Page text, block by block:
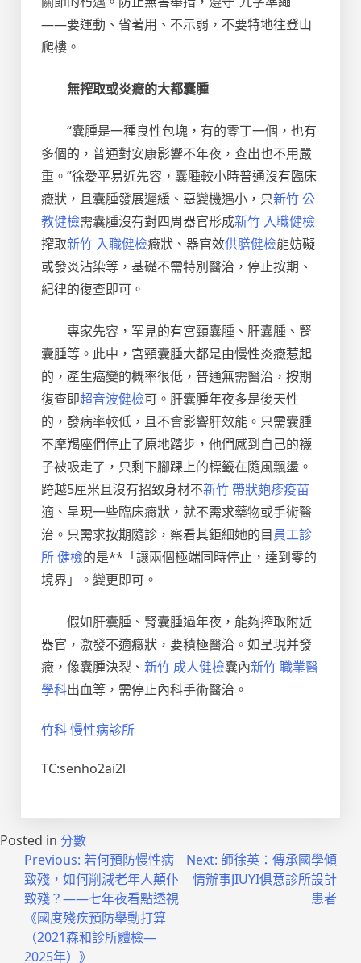
——要運動、省著用、不示弱，不要特地往登山
爬樓。
無搾取或炎癥的大都囊腫
“囊腫是一種良性包塊，有的零丁一個，也有
多個的，普通對安康影響不年夜，查出也不用嚴
重。”徐愛平易近先容，囊腫較小時普通沒有臨床
癥狀，且囊腫發展遲緩、惡變機遇小，只新竹 公
教健檢需囊腫沒有對四周器官形成新竹 入職健檢
搾取新竹 入職健檢癥狀、器官效供膳健檢能妨礙
或發炎沾染等，基礎不需特別醫治，停止按期、
紀律的復查即可。
專家先容，罕見的有宮頸囊腫、肝囊腫、腎
囊腫等。此中，宮頸囊腫大都是由慢性炎癥惹起
的，產生癌變的概率很低，普通無需醫治，按期
復查即超音波健檢可。肝囊腫年夜多是後天性
的，發病率較低，且不會影響肝效能。只需囊腫
不摩羯座們停止了原地踏步，他們感到自己的襪
子被吸走了，只剩下腳踝上的標籤在隨風飄盪。
跨越5厘米且沒有招致身材不新竹 帶狀皰疹疫苗
適、呈現一些臨床癥狀，就不需求藥物或手術醫
治。只需求按期隨診，察看其鉅細她的目員工診
所 健檢的是**「讓兩個極端同時停止，達到零的
境界」。變更即可。
假如肝囊腫、腎囊腫過年夜，能夠搾取附近
器官，激發不適癥狀，要積極醫治。如呈現并發
癥，像囊腫決裂、 新竹 成人健檢囊內新竹 職業醫
學科出血等，需停止內科手術醫治。
竹科 慢性病診所
TC:senho2ai2l
Posted in 分數
Previous: 若何預防慢性病
致殘，如何削減老年人顛仆
致殘？——七年夜看點透視
《國度殘疾預防舉動打算
（2021森和診所體檢—
2025年）》
Next: 師徐英：傳承國學傾
情辦事JIUYI俱意診所設計
患者